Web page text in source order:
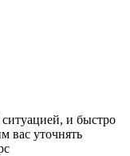
и быстро
вас уточнять